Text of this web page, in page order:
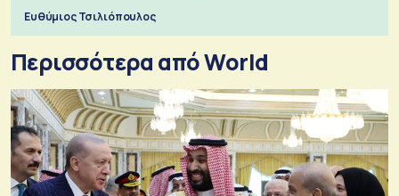
Ευθύμιος Τσιλιόπουλος
Περισσότερα από World